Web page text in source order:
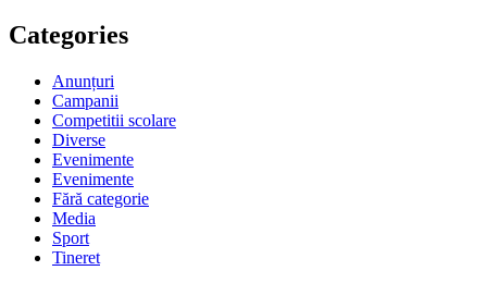
Categories
Anunțuri
Campanii
Competitii scolare
Diverse
Evenimente
Evenimente
Fără categorie
Media
Sport
Tineret